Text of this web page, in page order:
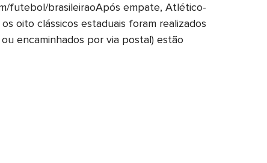
futebol/brasileiraoApós empate, Atlético-
oito clássicos estaduais foram realizados
encaminhados por via postal) estão